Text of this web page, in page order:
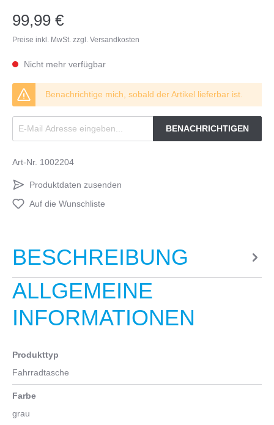
99,99 €
Preise inkl. MwSt. zzgl. Versandkosten
Nicht mehr verfügbar
Benachrichtige mich, sobald der Artikel lieferbar ist.
BENACHRICHTIGEN
Art-Nr. 1002204
Produktdaten zusenden
Auf die Wunschliste
BESCHREIBUNG
ALLGEMEINE
INFORMATIONEN
Produkttyp
Fahrradtasche
Farbe
grau